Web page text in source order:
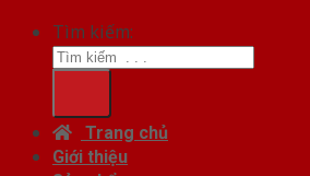
Tìm kiếm:
Trang chủ
Giới thiệu